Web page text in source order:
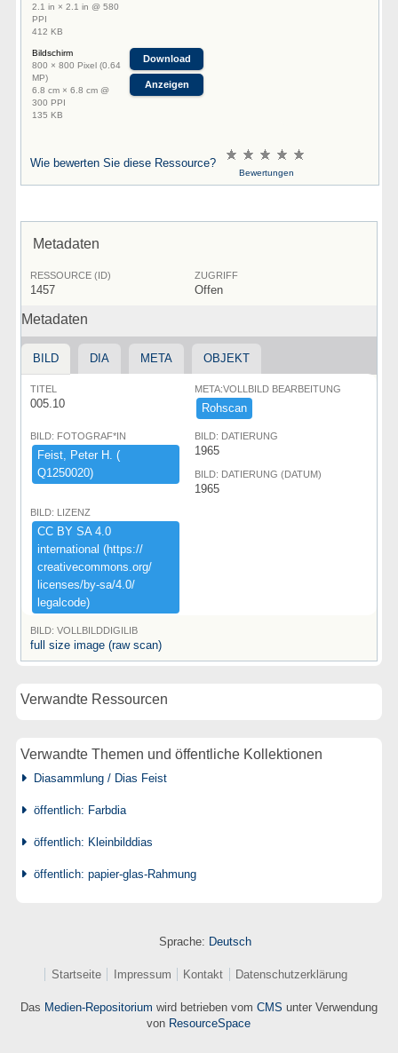
2.1 in × 2.1 in @ 580
PPI
412 KB
Bildschirm
800 × 800 Pixel (0.64
MP)
6.8 cm × 6.8 cm @
300 PPI
135 KB
Download
Anzeigen
Wie bewerten Sie diese Ressource?
Bewertungen
Metadaten
RESSOURCE (ID)
1457
ZUGRIFF
Offen
Metadaten
BILD DIA META OBJEKT
TITEL
005.10
META:VOLLBILD BEARBEITUNG
Rohscan
BILD: FOTOGRAF*IN
Feist,​ ​Peter ​H.​ ​(​
Q1250020)​
BILD: DATIERUNG
1965
BILD: DATIERUNG (DATUM)
1965
BILD: LIZENZ
CC ​BY ​SA ​4.​0 ​
international ​(​https:​/​/​
creativecommons.​org/​
licenses/​by-​sa/​4.​0/​
legalcode)​
BILD: VOLLBILDDIGILIB
full size image (raw scan)
Verwandte Ressourcen
Verwandte Themen und öffentliche Kollektionen
Diasammlung / Dias Feist
öffentlich: Farbdia
öffentlich: Kleinbilddias
öffentlich: papier-glas-Rahmung
Sprache: Deutsch
Startseite Impressum Kontakt Datenschutzerklärung
Das Medien-Repositorium wird betrieben vom CMS unter Verwendung
von ResourceSpace